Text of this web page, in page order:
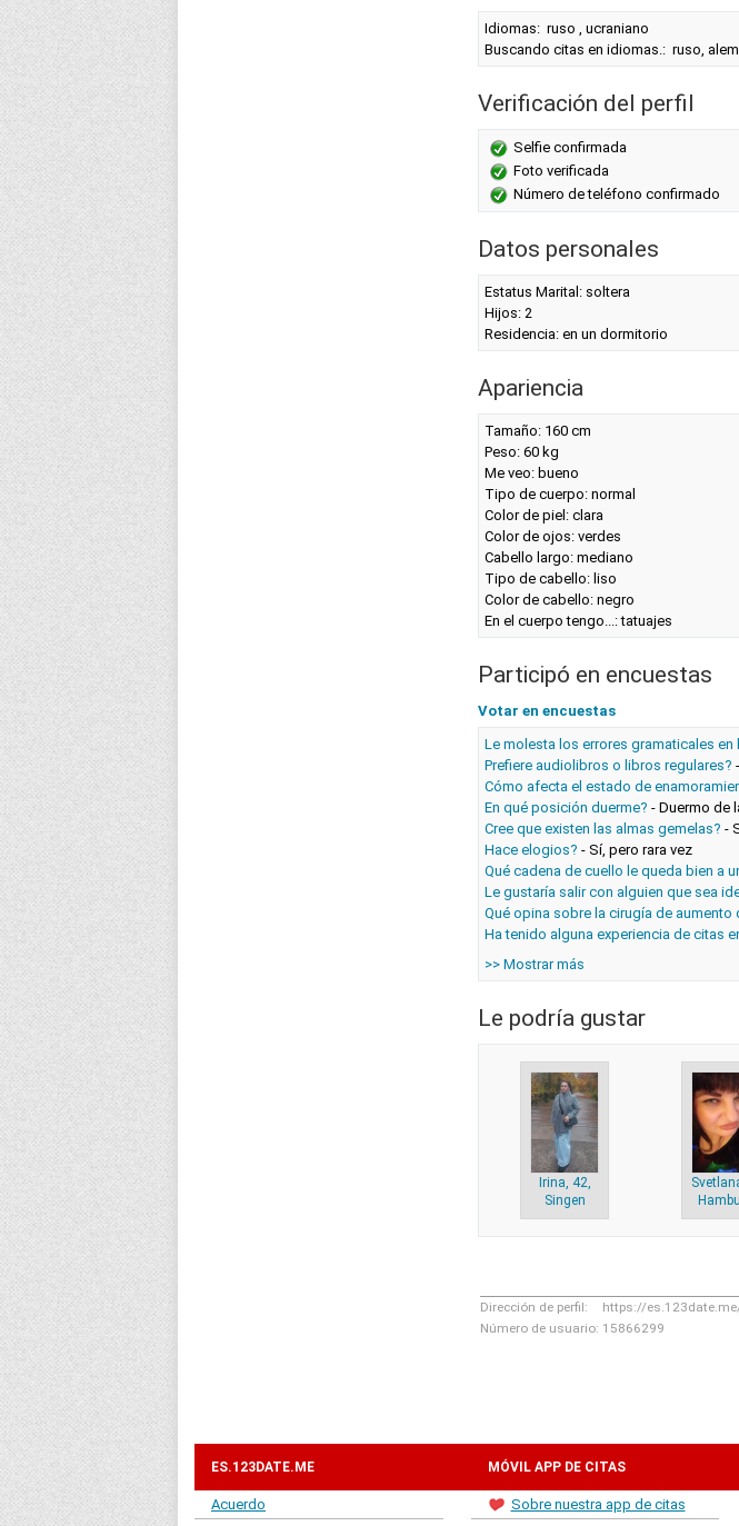
Idiomas: ruso , ucraniano
Buscando citas en idiomas.: ruso,
Verificación del perfil
Selfie confirmada
Foto verificada
Número de teléfono confirmado
Datos personales
Estatus Marital: soltera
Hijos: 2
Residencia: en un dormitorio
Apariencia
Tamaño: 160 cm
Peso: 60 kg
Me veo: bueno
Tipo de cuerpo: normal
Color de piel: clara
Color de ojos: verdes
Cabello largo: mediano
Tipo de cabello: liso
Color de cabello: negro
En el cuerpo tengo...: tatuajes
Participó en encuestas
Votar en encuestas
Le molesta los errores gramaticales
Prefiere audiolibros o libros regulares?
Cómo afecta el estado de
En qué posición duerme? - Duermo de
Cree que existen las almas gemelas? -
Hace elogios? - Sí, pero rara vez
Qué cadena de cuello le queda bien a
Le gustaría salir con alguien que sea
Qué opina sobre la cirugía de aumento
Ha tenido alguna experiencia de citas
>> Mostrar más
Le podría gustar
Irina, 42,
Singen
Dirección de perfil:
https://
Número de usuario: 15866299
ES.123DATE.ME MÓVIL APP DE CITAS
Acuerdo
Sobre nuestra app de citas